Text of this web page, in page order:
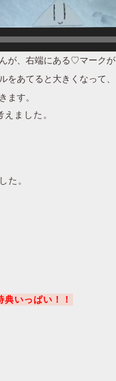
が、右端にある♡マークが
をあてると大きくなって、
ます。
ました。
た。
いっぱい！！